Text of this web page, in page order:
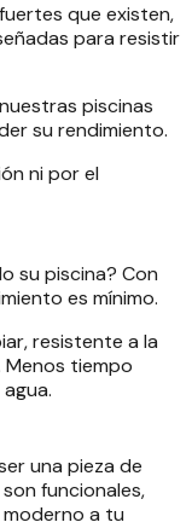
que existen,
para resistir
piscinas
su rendimiento.
ni por el
su piscina? Con
es mínimo.
resistente a la
tiempo
una pieza de
funcionales,
a tu